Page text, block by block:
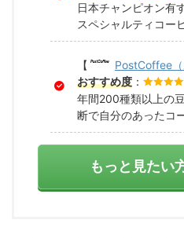
日本チャンピオン有
スペシャルティコー
【 PostCoffee（
おすすめ度 ：
年間200種類以上の
断で自分のあったコ
もっと見たい